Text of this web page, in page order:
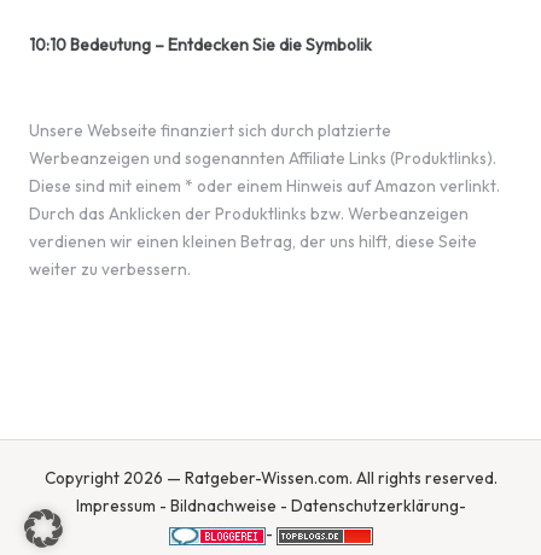
10:10 Bedeutung – Entdecken Sie die Symbolik
Unsere Webseite finanziert sich durch platzierte
Werbeanzeigen und sogenannten Affiliate Links (Produktlinks).
Diese sind mit einem * oder einem Hinweis auf Amazon verlinkt.
Durch das Anklicken der Produktlinks bzw. Werbeanzeigen
verdienen wir einen kleinen Betrag, der uns hilft, diese Seite
weiter zu verbessern.
Copyright 2026 — Ratgeber-Wissen.com. All rights reserved.
Impressum - Bildnachweise - Datenschutzerklärung-
-